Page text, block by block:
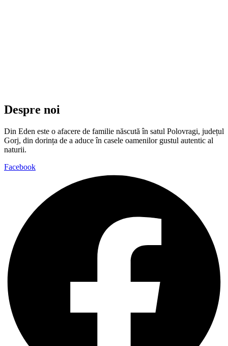
Despre noi
Din Eden este o afacere de familie născută în satul Polovragi, județul
Gorj, din dorința de a aduce în casele oamenilor gustul autentic al
naturii.
Facebook